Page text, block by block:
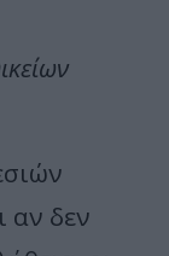
αν δεν